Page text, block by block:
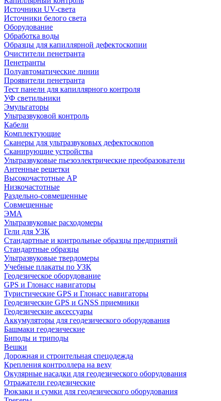
Источники UV-света
Источники белого света
Оборудование
Обработка воды
Образцы для капиллярной дефектоскопии
Очистители пенетранта
Пенетранты
Полуавтоматические линии
Проявители пенетранта
Тест панели для капиллярного контроля
УФ светильники
Эмульгаторы
Ультразвуковой контроль
Кабели
Комплектующие
Сканеры для ультразвуковых дефектоскопов
Сканирующие устройства
Ультразвуковые пьезоэлектрические преобразователи
Антенные решетки
Высокочастотные АР
Низкочастотные
Раздельно-совмещенные
Совмещенные
ЭМА
Ультразвуковые расходомеры
Гели для УЗК
Стандартные и контрольные образцы предприятий
Стандартные образцы
Ультразвуковые твердомеры
Учебные плакаты по УЗК
Геодезическое оборудование
GPS и Глонасс навигаторы
Туристические GPS и Глонасс навигаторы
Геодезические GPS и GNSS приемники
Геодезические аксессуары
Аккумуляторы для геодезического оборудования
Башмаки геодезические
Биподы и триподы
Вешки
Дорожная и строительная спецодежда
Крепления контроллера на веху
Окулярные насадки для геодезического оборудования
Отражатели геодезические
Рюкзаки и сумки для геодезического оборудования